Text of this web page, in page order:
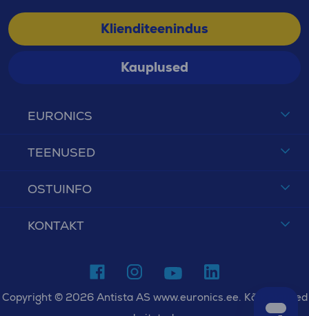
EURONICS
TEENUSED
OSTUINFO
KONTAKT
Klienditeenindus
Kauplused
Copyright © 2026 Antista AS www.euronics.ee. Kõik õigused